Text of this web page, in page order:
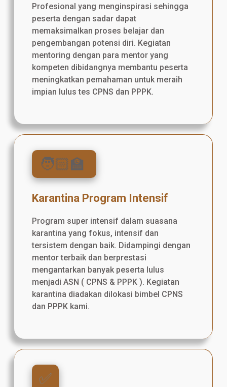
Profesional yang menginspirasi sehingga
peserta dengan sadar dapat
memaksimalkan proses belajar dan
pengembangan potensi diri. Kegiatan
mentoring dengan para mentor yang
kompeten dibidangnya membantu peserta
meningkatkan pemahaman untuk meraih
impian lulus tes CPNS dan PPPK.
🧑🏻‍🏫
Karantina Program Intensif
Program super intensif dalam suasana
karantina yang fokus, intensif dan
tersistem dengan baik. Didampingi dengan
mentor terbaik dan berprestasi
mengantarkan banyak peserta lulus
menjadi ASN ( CPNS & PPPK ). Kegiatan
karantina diadakan dilokasi bimbel CPNS
dan PPPK kami.
✅️